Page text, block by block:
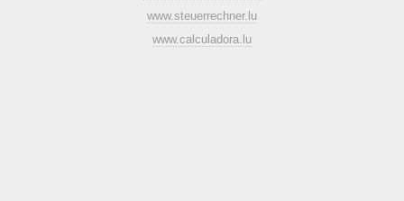
www.steuerrechner.lu
www.calculadora.lu